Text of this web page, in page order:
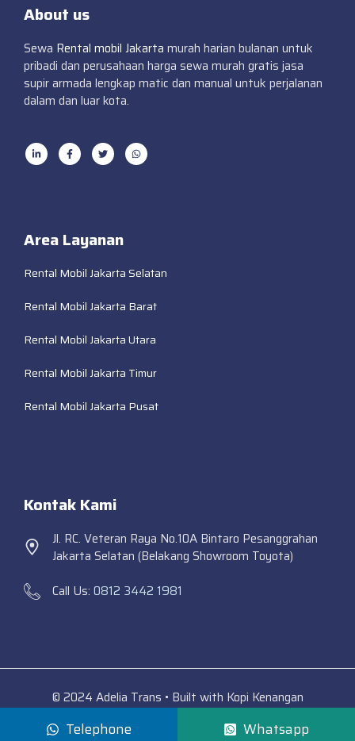
About us
Sewa Rental mobil Jakarta murah harian bulanan untuk
pribadi dan perusahaan harga sewa murah gratis jasa
supir armada lengkap matic dan manual untuk perjalanan
dalam dan luar kota.
Area Layanan
Rental Mobil Jakarta Selatan
Rental Mobil Jakarta Barat
Rental Mobil Jakarta Utara
Rental Mobil Jakarta Timur
Rental Mobil Jakarta Pusat
Kontak Kami
Jl. RC. Veteran Raya No.10A Bintaro Pesanggrahan
Jakarta Selatan (Belakang Showroom Toyota)
Call Us: 0812 3442 1981
© 2024 Adelia Trans • Built with Kopi Kenangan
Telephone Whatsapp